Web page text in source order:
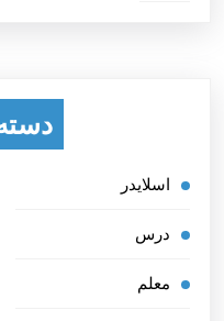
اسلایدر
درس
معلم